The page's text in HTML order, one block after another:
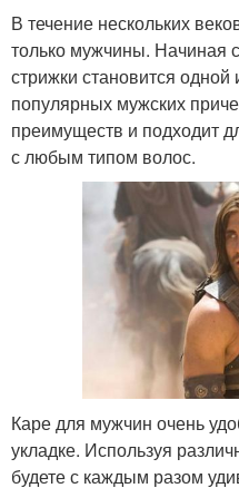
В течение нескольких
только мужчины. Начиная
стрижки становится
популярных мужских
преимуществ и подходит
с любым типом волос.
Каре для мужчин очень
укладке. Используя
будете с каждым разом